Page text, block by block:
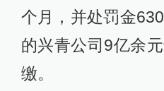
个月，并处罚金
的兴青公司9亿余
缴。